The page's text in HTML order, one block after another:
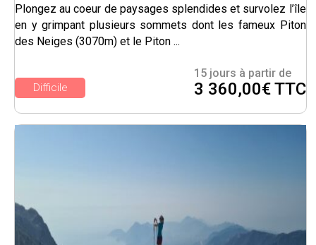
Plongez au coeur de paysages splendides et survolez l’île
en y grimpant plusieurs sommets dont les fameux Piton
des Neiges (3070m) et le Piton ...
15 jours à partir de
3 360,00€ TTC
Difficile